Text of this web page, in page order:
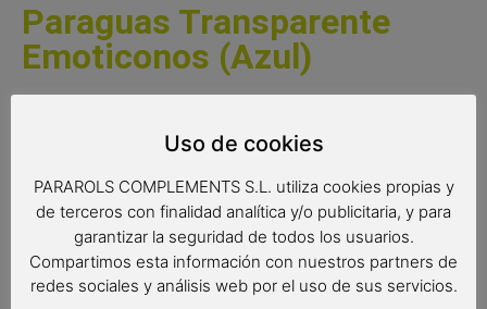
Paraguas Transparente
Emoticonos (Azul)
causando sensación. Un paraguas original con todo tipo de
uno.
Medidas:
Radio: 58 cm.
Diámetro: 98 cm.
Uso de cookies
PARAROLS COMPLEMENTS S.L. utiliza cookies propias y
de terceros con finalidad analítica y/o publicitaria, y para
garantizar la seguridad de todos los usuarios.
Compartimos esta información con nuestros partners de
redes sociales y análisis web por el uso de sus servicios.